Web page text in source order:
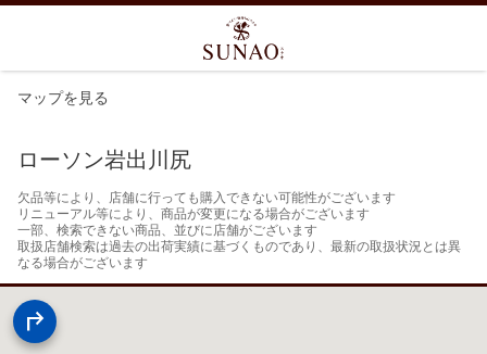
マップを見る
ローソン岩出川尻
欠品等により、店舗に行っても購入できない可能性がございます
リニューアル等により、商品が変更になる場合がございます
一部、検索できない商品、並びに店舗がございます
取扱店舗検索は過去の出荷実績に基づくものであり、最新の取扱状況とは異
なる場合がございます